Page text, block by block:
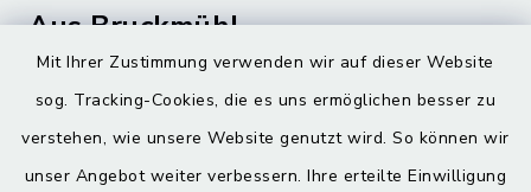
Mit Ihrer Zustimmung verwenden wir auf dieser Website
sog. Tracking-Cookies, die es uns ermöglichen besser zu
verstehen, wie unsere Website genutzt wird. So können wir
unser Angebot weiter verbessern. Ihre erteilte Einwilligung
Aus Bruckmühl
Digitaler Ortsplan